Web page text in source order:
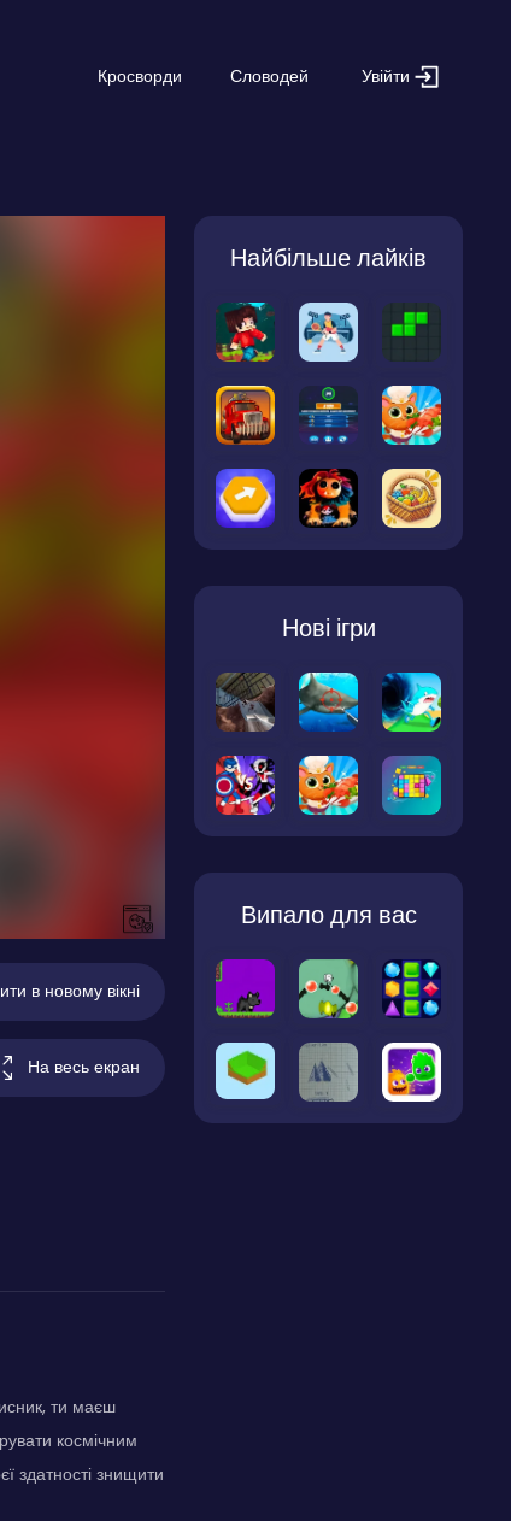
Кросворди Словодей Увійти
в новому вікні
На весь екран
ти маєш
космічним
здатності знищити
Найбільше лайків
Нові ігри
Випало для вас